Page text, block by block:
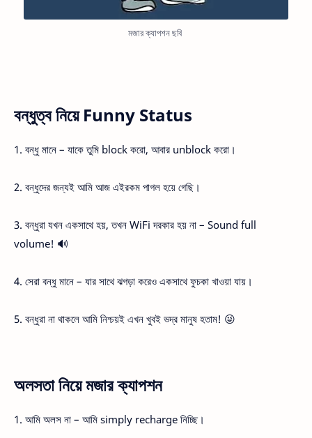
মজার ক্যাপশন ছবি
বন্ধুত্ব নিয়ে Funny Status
1. বন্ধু মানে – যাকে তুমি block করো, আবার unblock করো।
2. বন্ধুদের জন্যই আমি আজ এইরকম পাগল হয়ে গেছি।
3. বন্ধুরা যখন একসাথে হয়, তখন WiFi দরকার হয় না – Sound full
volume! 🔊
4. সেরা বন্ধু মানে – যার সাথে ঝগড়া করেও একসাথে ফুচকা খাওয়া যায়।
5. বন্ধুরা না থাকলে আমি নিশ্চয়ই এখন খুবই ভদ্র মানুষ হতাম! 😜
অলসতা নিয়ে মজার ক্যাপশন
1. আমি অলস না – আমি simply recharge নিচ্ছি।